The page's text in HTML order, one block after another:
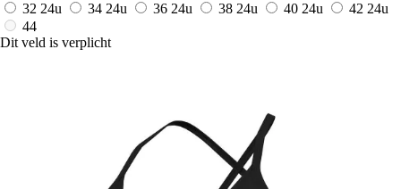
32 24u 34 24u 36 24u 38 24u 40 24u 42 24u
44
Dit veld is verplicht